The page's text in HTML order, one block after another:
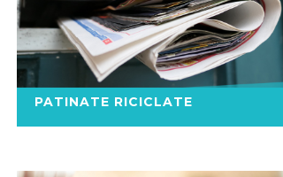
PATINATE RICICLATE